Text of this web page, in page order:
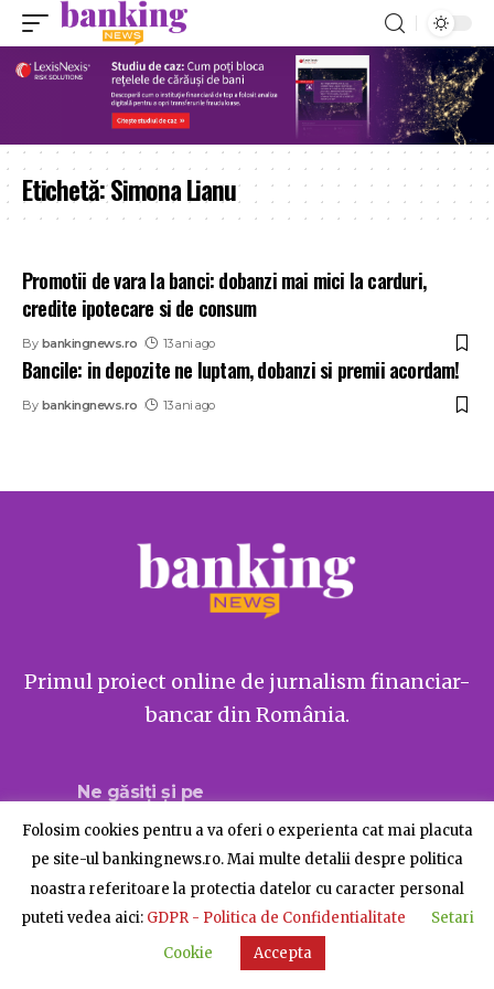
Etichetă:Simona Lianu
Promotii de vara la banci: dobanzi mai mici la carduri,
credite ipotecare si de consum
By bankingnews.ro 13 ani ago
Bancile: in depozite ne luptam, dobanzi si premii acordam!
By bankingnews.ro 13 ani ago
Primul proiect online de jurnalism financiar-
bancar din România.
Ne găsiți și pe
© BankingNews - Toate drepturile rezervate
Despre BankingNews Contact Publicitate
Folosim cookies pentru a va oferi o experienta cat mai placuta
pe site-ul bankingnews.ro. Mai multe detalii despre politica
noastra referitoare la protectia datelor cu caracter personal
puteti vedea aici: GDPR - Politica de Confidentialitate
Setari
Cookie
Accepta